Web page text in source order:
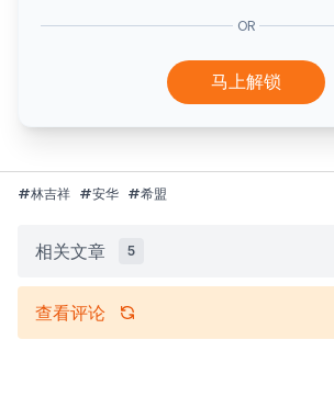
OR
马上解锁
#林吉祥 #安华 #希盟
相关文章 5
查看评论